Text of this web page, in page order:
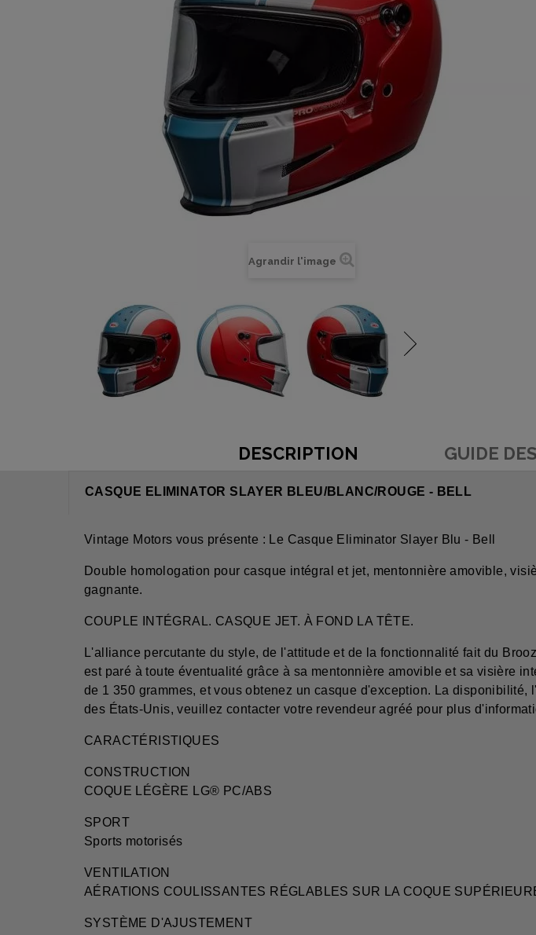
Agrandir l'image
DESCRIPTION GUIDE
CASQUE ELIMINATOR SLAYER BLEU/BLANC/ROUGE - BELL
Vintage Motors vous présente : Le Casque Eliminator Slayer Blu - Bell
Double homologation pour casque intégral et jet, mentonnière amovible,
gagnante.
COUPLE INTÉGRAL. CASQUE JET. À FOND LA TÊTE.
L'alliance percutante du style, de l'attitude et de la fonctionnalité fait du
est paré à toute éventualité grâce à sa mentonnière amovible et sa visière
de 1 350 grammes, et vous obtenez un casque d'exception. La
des États-Unis, veuillez contacter votre revendeur agréé pour plus
CARACTÉRISTIQUES
CONSTRUCTION
COQUE LÉGÈRE LG® PC/ABS
SPORT
Sports motorisés
VENTILATION
AÉRATIONS COULISSANTES RÉGLABLES SUR LA COQUE
SYSTÈME D'AJUSTEMENT